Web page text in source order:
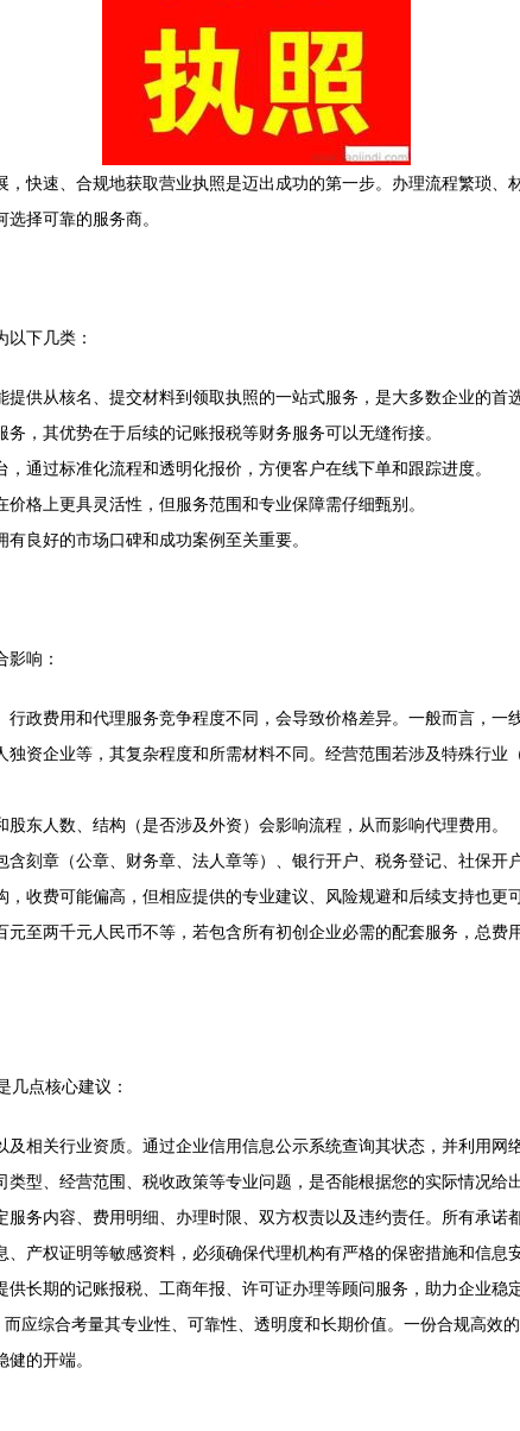
快速、合规地获取营业执照是迈出成功的第一步。办理流程繁琐
择可靠的服务商。
下几类：
供从核名、提交材料到领取执照的一站式服务，是大多数企业的首选
，其优势在于后续的记账报税等财务服务可以无缝衔接。
通过标准化流程和透明化报价，方便客户在线下单和跟踪进度。
格上更具灵活性，但服务范围和专业保障需仔细甄别。
良好的市场口碑和成功案例至关重要。
响：
政费用和代理服务竞争程度不同，会导致价格差异。一般而言，一
资企业等，其复杂程度和所需材料不同。经营范围若涉及特殊行
东人数、结构（是否涉及外资）会影响流程，从而影响代理费用。
刻章（公章、财务章、法人章等）、银行开户、税务登记、社保开
收费可能偏高，但相应提供的专业建议、风险规避和后续支持也更可
至两千元人民币不等，若包含所有初创企业必需的配套服务，总
几点核心建议：
相关行业资质。通过企业信用信息公示系统查询其状态，并利用网
型、经营范围、税收政策等专业问题，是否能根据您的实际情况给
务内容、费用明细、办理时限、双方权责以及违约责任。所有承诺
产权证明等敏感资料，必须确保代理机构有严格的保密措施和信息
长期的记账报税、工商年报、许可证办理等顾问服务，助力企业稳定
应综合考量其专业性、可靠性、透明度和长期价值。一份合规高效
的开端。